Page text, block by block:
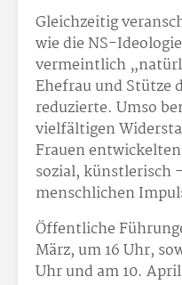
Gleichzeitig
wie die NS-
vermeintlich
Ehefrau und Stütze
reduzierte. Umso
vielfältigen
Frauen
sozial, künstlerisch
menschlichen
Öffentliche
März, um 16 Uhr,
Uhr und am 10.